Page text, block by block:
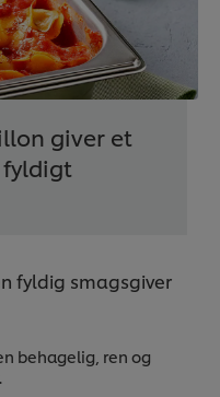
giver et
fyldig smagsgiver
behagelig, ren og